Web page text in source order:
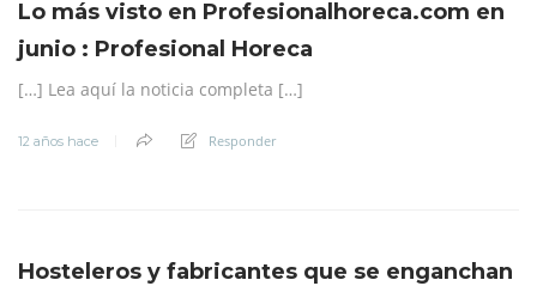
Lo más visto en Profesionalhoreca.com en
junio : Profesional Horeca
[…] Lea aquí la noticia completa […]
12 años hace Responder
Hosteleros y fabricantes que se enganchan